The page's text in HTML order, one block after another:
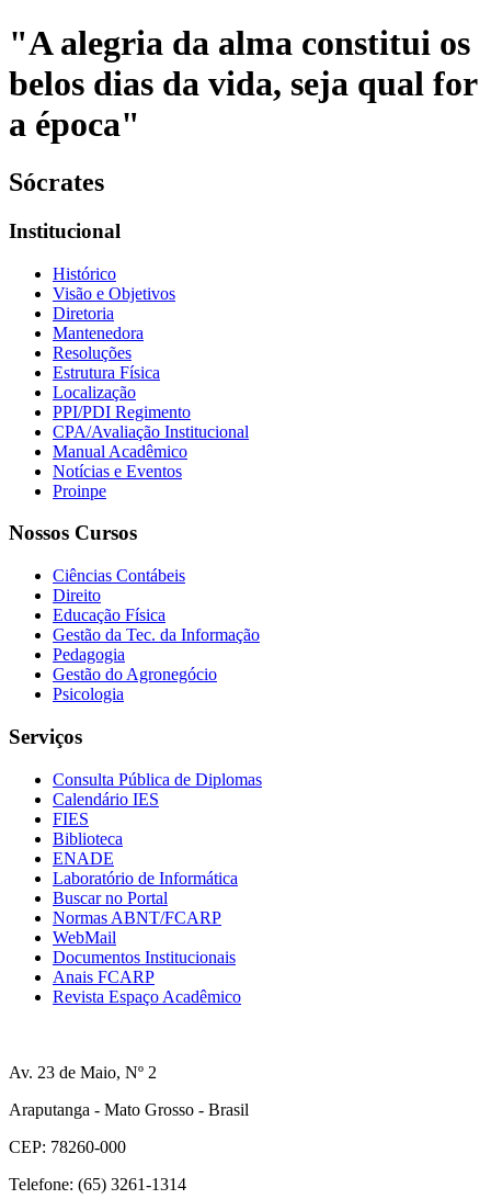
"A alegria da alma constitui os
belos dias da vida, seja qual for
a época"
Sócrates
Institucional
Histórico
Visão e Objetivos
Diretoria
Mantenedora
Resoluções
Estrutura Física
Localização
PPI/PDI Regimento
CPA/Avaliação Institucional
Manual Acadêmico
Notícias e Eventos
Proinpe
Nossos Cursos
Ciências Contábeis
Direito
Educação Física
Gestão da Tec. da Informação
Pedagogia
Gestão do Agronegócio
Psicologia
Serviços
Consulta Pública de Diplomas
Calendário IES
FIES
Biblioteca
ENADE
Laboratório de Informática
Buscar no Portal
Normas ABNT/FCARP
WebMail
Documentos Institucionais
Anais FCARP
Revista Espaço Acadêmico
Av. 23 de Maio, Nº 2
Araputanga - Mato Grosso - Brasil
CEP: 78260-000
Telefone: (65) 3261-1314